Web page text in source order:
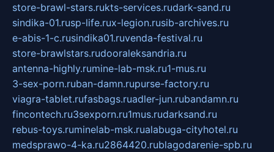
store-brawl-stars.rukts-services.rudark-sand.ru
sindika-01.rusp-life.rux-legion.rusib-archives.ru
e-abis-1-c.rusindika01.ruvenda-festival.ru
store-brawlstars.rudooraleksandria.ru
antenna-highly.rumine-lab-msk.ru1-mus.ru
3-sex-porn.ruban-damn.rupurse-factory.ru
viagra-tablet.rufasbags.ruadler-jun.rubandamn.ru
fincontech.ru3sexporn.ru1mus.rudarksand.ru
rebus-toys.ruminelab-msk.rualabuga-cityhotel.ru
medsprawo-4-ka.ru2864420.rublagodarenie-spb.ru